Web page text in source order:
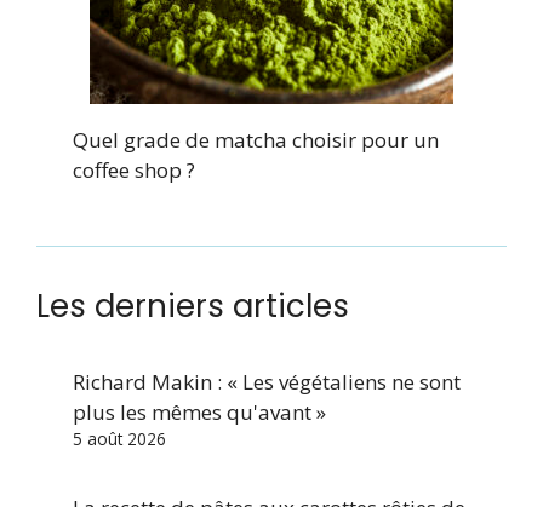
Quel grade de matcha choisir pour un
coffee shop ?
Les derniers articles
Richard Makin : « Les végétaliens ne sont
plus les mêmes qu'avant »
5 août 2026